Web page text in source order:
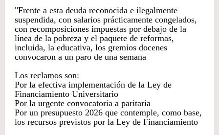
"Frente a esta deuda reconocida e ilegalmente
suspendida, con salarios prácticamente congelados,
con recomposiciones impuestas por debajo de la
línea de la pobreza y el paquete de reformas,
incluida, la educativa, los gremios docenes
convocaron a un paro de una semana
Los reclamos son:
Por la efectiva implementación de la Ley de
Financiamiento Universitario
Por la urgente convocatoria a paritaria
Por un presupuesto 2026 que contemple, como base,
los recursos previstos por la Ley de Financiamiento